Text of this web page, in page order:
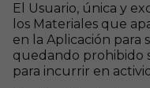
El Usuario, única y
los Materiales que
en la Aplicación para
quedando prohibido
para incurrir en